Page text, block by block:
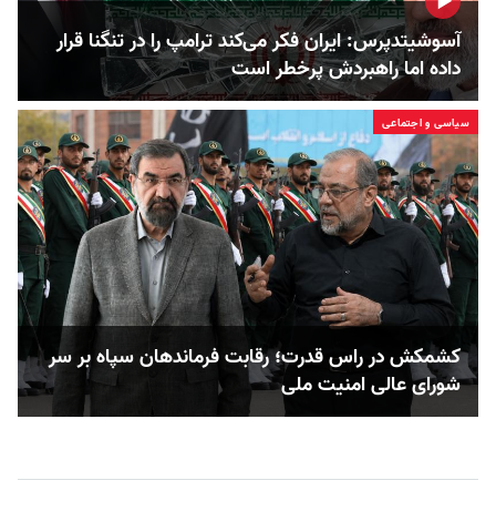
آسوشیتدپرس: ایران فکر می‌کند ترامپ را در تنگنا قرار
داده‌ اما راهبردش پرخطر است
سیاسی و اجتماعی
کشمکش در راس قدرت؛ رقابت فرماندهان سپاه بر سر
شورای عالی امنیت ملی